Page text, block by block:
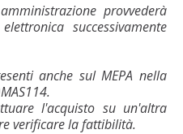
provvederà
successivamente
anche sul MEPA nella
l'acquisto su un'altra
verificare la fattibilità.